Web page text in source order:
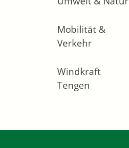
Mobilität &
Verkehr
Windkraft
Tengen